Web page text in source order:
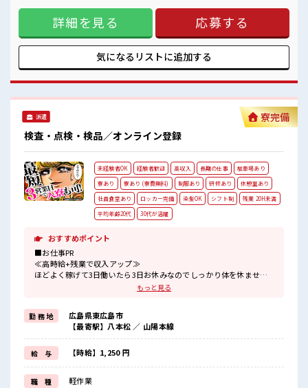
基本的に髪型自由でOK(詳しくは担当へ)☆
ロッカーあり！
プライベート空間を楽しみませんか？
残業で収入アップ≫ 高収入を希望される方にオススメ。 残業
は月20時間以上あります♪ ≪髪色自由で自分らしく働く≫ 明
るすぎたり、 奇抜でなければOK！ 基本的に髪色自由(会社の
規定があります)。 カート押して歩きまわるのでダイエットに
もなって一石二鳥です。 ■職場の雰囲気 明るすぎたり奇抜す
ぎはNGですが、 基本的に髪型自由でOK(詳しくは担当へ)☆
詳細を見る 応募する
気になるリストに追加する
派遣
検査・点検・検品／オンライン登録
寮完備
未経験者OK 経験者歓迎 高収入 長期の仕事
駐車場あり
寮あり
寮あり (寮費無料) 制服あり 研修あり
休憩室あり
社員食堂あり
ロッカー完備 染髪OK シフト制
残業 20H未満
平均年齢20代
30代が活躍
おすすめポイント
■お仕事PR
≪高時給+残業で収入アップ≫
ほどよく稼げて3日働いたら3日お休みなのでしっかり体を休ませら
家電付き1R寮完備！
住まいも安心◎≪未経験OKの仕事≫
新しいことにチャレンジするのは不安だけどしっかり働く環境が整
っています！
イチからスキルUP・ステップUP目指していきましょう！
≪施設が充実している≫
夜勤でも食堂が利用できいつでもあったかいご飯が食べれる♪
施設内にコンビニも設備されているので便利です♪
もっと見る
勤 務 地
広島県東広島市
【最寄駅】八本松 ／ 山陽本線
給 与 【時給】1,250 円
職 種 軽作業